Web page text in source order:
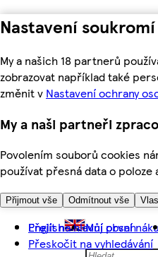
Nastavení
My a našich 18 partnerů
zobrazovat například také
změnit v Nastavení ochrany
My a naši partneři
Povolením souborů cookies
používat přesná data o
Přijmout vše Odmítnout vše
Přejít na hlavní obsah
Přeskočit na vyhledávání
English Můj první